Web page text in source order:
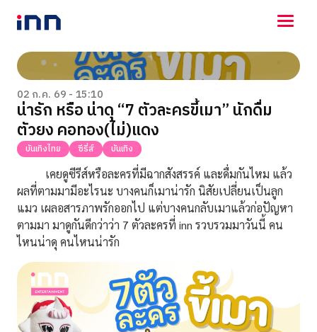
NEWS
ENTERTAINMENT
LIFESTYLE
HOROSCOPE
LOTTERY
VIDEO
ร่วมด้วยช่วยกัน
02 ก.ค. 69 - 15:10
น่ารัก หรือ น่าดุ “7 ตัวละครขี้เมา” นักดื่ม
ตัวยง คอทอง(ไม่)แดง
บันเทิงไทย ซีรี่ส์ บันเทิง
เคยดูซีรีส์หรือละครที่มีฉากสังสรรค์ และดื่มกันไหม แล้ว
ผลที่ตามมามีอะไรนะ บางคนก็เมาน่ารัก นิสัยเปลี่ยนเป็นลูก
แมว เผลอสารภาพรักออกไป แต่บางคนกลับเมาแล้วก่อปัญหา
ตามมา มาดูกันดีกว่าว่า 7 ตัวละครที่ inn รวบรวมมาวันนี้ คน
ไหนน่าดุ คนไหนน่ารัก